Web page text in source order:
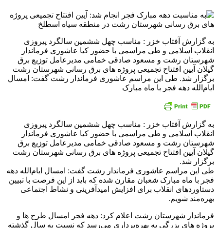
به گزارش آفتاب خزر : مناسب چهل ششمین سالگرد پیروزی
انقلاب اسلامی و طی مراسمی با حضور کیا عاشوری فرماندار
شهرستان رشت و مسعود صادقی خمامی مدیرعامل توزیع برق
گیلان آیین افتتاح تجمیعی پروژه های برق رسانی شهرستان رشت
برگزار شد. طی این مراسم عاشوری فرماندار رشت گفت: امسال
ایام‌الله دهه فجر با ماه مبارک
به گزارش آفتاب خزر : مناسب چهل ششمین سالگرد پیروزی
انقلاب اسلامی و طی مراسمی با حضور کیا عاشوری فرماندار
شهرستان رشت و مسعود صادقی خمامی مدیرعامل توزیع برق
گیلان آیین افتتاح تجمیعی پروژه های برق رسانی شهرستان رشت
برگزار شد.
طی این مراسم عاشوری فرماندار رشت گفت: امسال ایام‌الله دهه
فجر با ماه مبارک شعبان مقارن شده که باید از این فرصت با تبیین
دستاوردهای انقلاب برای افزایش امیدآفرینی و نشاط اجتماعی
بهره‌مند شویم.
فرماندار شهرستان رشت اعلام کرد: دهه فجر امسال طرح ها و
پروژه های بزرگی به بهره‌برداری می‌رسد که نسبت به سال گذشته